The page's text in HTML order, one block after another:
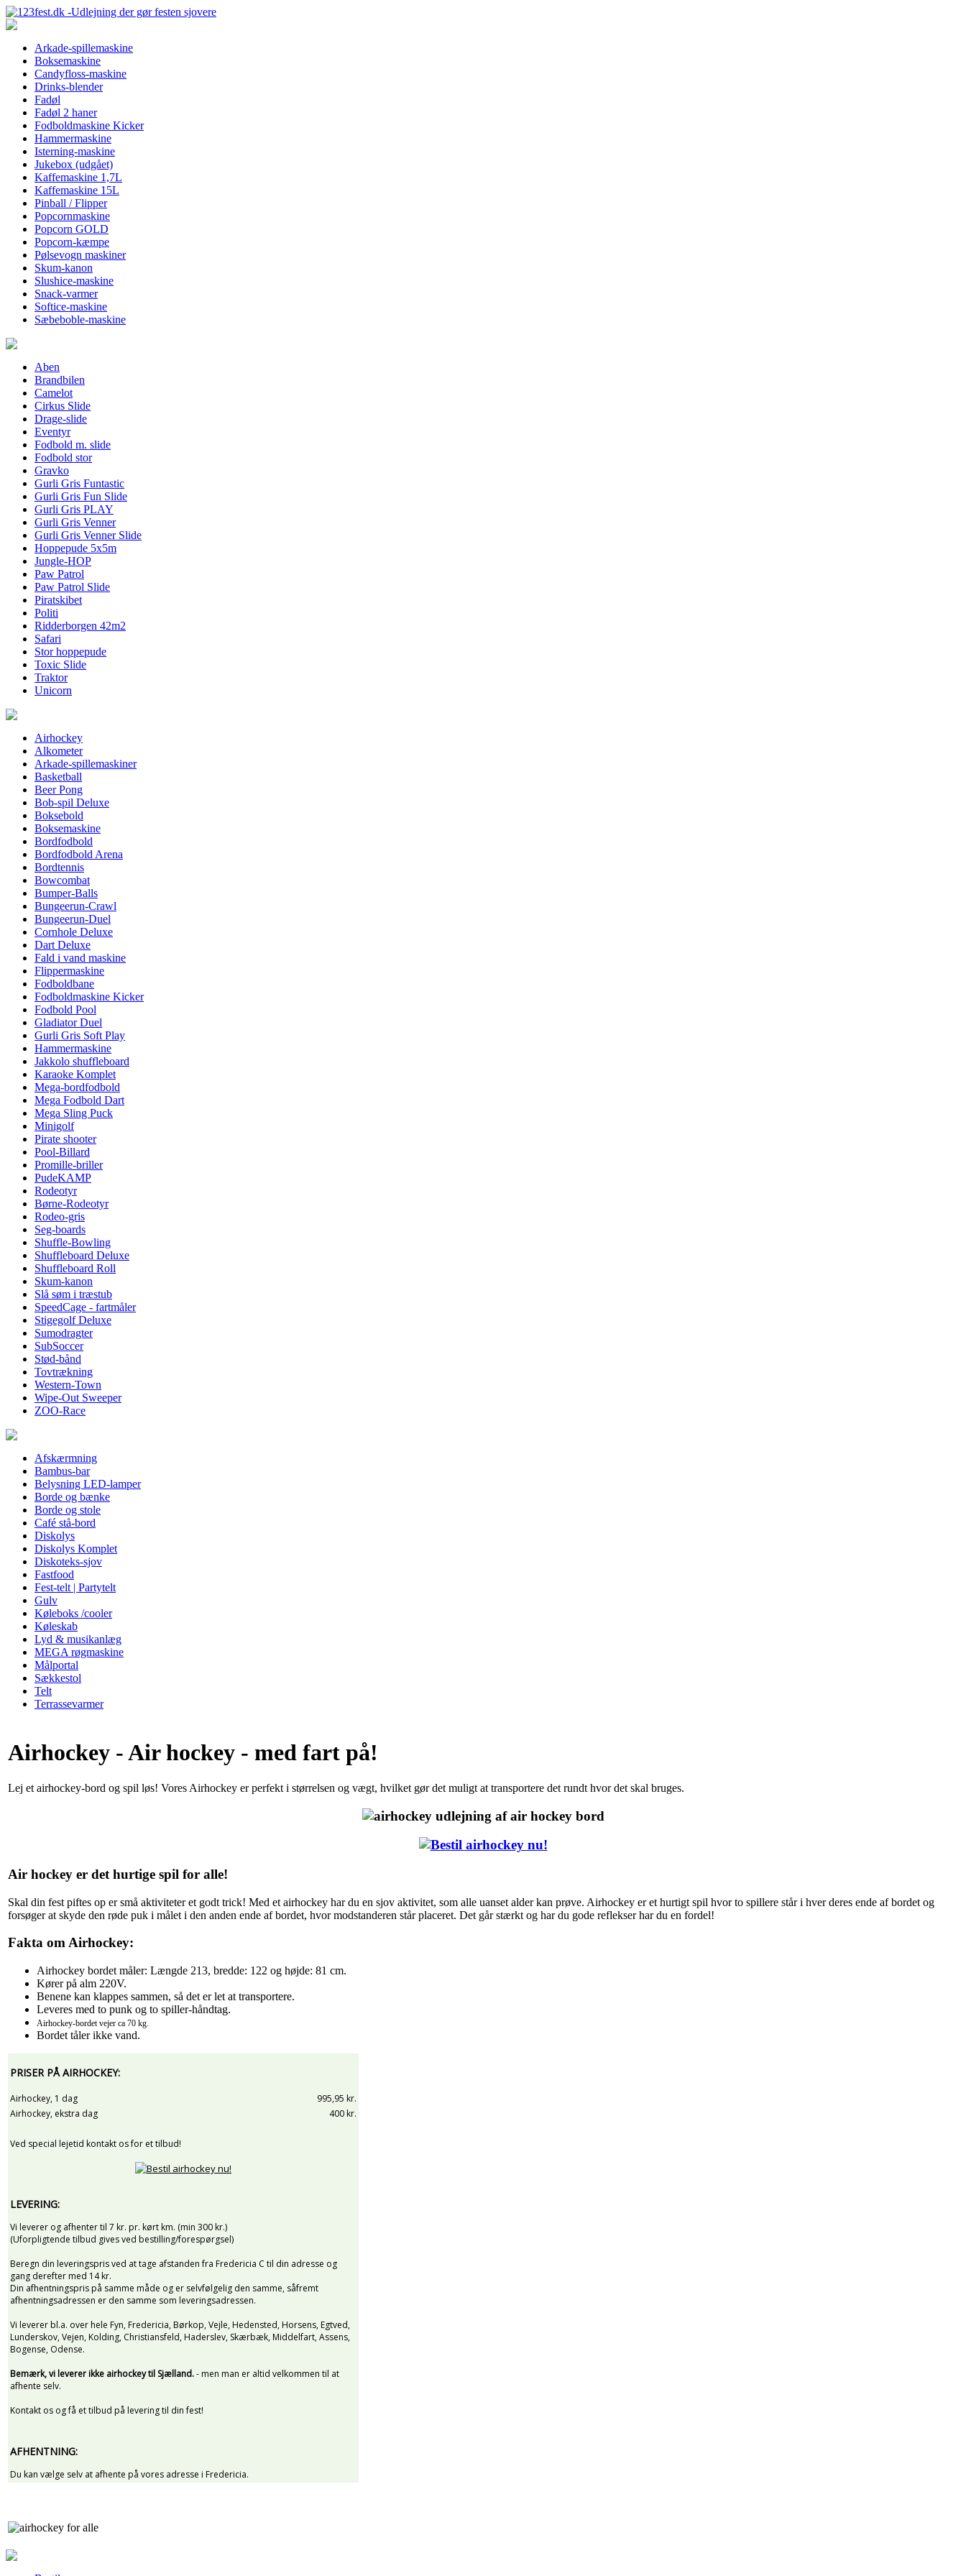
Arkade-spillemaskine
Boksemaskine
Candyfloss-maskine
Drinks-blender
Fadøl
Fadøl 2 haner
Fodboldmaskine Kicker
Hammermaskine
Isterning-maskine
Jukebox (udgået)
Kaffemaskine 1,7L
Kaffemaskine 15L
Pinball / Flipper
Popcornmaskine
Popcorn GOLD
Popcorn-kæmpe
Pølsevogn maskiner
Skum-kanon
Slushice-maskine
Snack-varmer
Softice-maskine
Sæbeboble-maskine
Aben
Brandbilen
Camelot
Cirkus Slide
Drage-slide
Eventyr
Fodbold m. slide
Fodbold stor
Gravko
Gurli Gris Funtastic
Gurli Gris Fun Slide
Gurli Gris PLAY
Gurli Gris Venner
Gurli Gris Venner Slide
Hoppepude 5x5m
Jungle-HOP
Paw Patrol
Paw Patrol Slide
Piratskibet
Politi
Ridderborgen 42m2
Safari
Stor hoppepude
Toxic Slide
Traktor
Unicorn
Airhockey
Alkometer
Arkade-spillemaskiner
Basketball
Beer Pong
Bob-spil Deluxe
Boksebold
Boksemaskine
Bordfodbold
Bordfodbold Arena
Bordtennis
Bowcombat
Bumper-Balls
Bungeerun-Crawl
Bungeerun-Duel
Cornhole Deluxe
Dart Deluxe
Fald i vand maskine
Flippermaskine
Fodboldbane
Fodboldmaskine Kicker
Fodbold Pool
Gladiator Duel
Gurli Gris Soft Play
Hammermaskine
Jakkolo shuffleboard
Karaoke Komplet
Mega-bordfodbold
Mega Fodbold Dart
Mega Sling Puck
Minigolf
Pirate shooter
Pool-Billard
Promille-briller
PudeKAMP
Rodeotyr
Børne-Rodeotyr
Rodeo-gris
Seg-boards
Shuffle-Bowling
Shuffleboard Deluxe
Shuffleboard Roll
Skum-kanon
Slå søm i træstub
SpeedCage - fartmåler
Stigegolf Deluxe
Sumodragter
SubSoccer
Stød-bånd
Tovtrækning
Western-Town
Wipe-Out Sweeper
ZOO-Race
Afskærmning
Bambus-bar
Belysning LED-lamper
Borde og bænke
Borde og stole
Café stå-bord
Diskolys
Diskolys Komplet
Diskoteks-sjov
Fastfood
Fest-telt | Partytelt
Gulv
Køleboks /cooler
Køleskab
Lyd & musikanlæg
MEGA røgmaskine
Målportal
Sækkestol
Telt
Terrassevarmer
Airhockey - Air hockey - med fart på!
Lej et airhockey-bord og spil løs! Vores Airhockey er perfekt i størrelsen og vægt, hvilket gør det muligt at transportere det rundt hvor det skal bruges.
Air hockey er det hurtige spil for alle!
Skal din fest piftes op er små aktiviteter et godt trick! Med et airhockey har du en sjov aktivitet, som alle uanset alder kan prøve. Airhockey er et hurtigt spil hvor to spillere står i hver deres ende af bordet og
forsøger at skyde den røde puk i målet i den anden ende af bordet, hvor modstanderen står placeret. Det går stærkt og har du gode reflekser har du en fordel!
Fakta om Airhockey:
Airhockey bordet måler: Længde 213, bredde: 122 og højde: 81 cm.
Kører på alm 220V.
Benene kan klappes sammen, så det er let at transportere.
Leveres med to punk og to spiller-håndtag.
Airhockey-bordet vejer ca 70 kg.
Bordet tåler ikke vand.
PRISER PÅ AIRHOCKEY:
Airhockey, 1 dag
995,95 kr.
Airhockey, ekstra dag
400 kr.
Ved special lejetid kontakt os for et tilbud!
LEVERING:
Vi leverer og afhenter til 7 kr. pr. kørt km. (min 300 kr.)
(Uforpligtende tilbud gives ved bestilling/forespørgsel)
Beregn din leveringspris ved at tage afstanden fra Fredericia C til din adresse og
gang derefter med 14 kr.
Din afhentningspris på samme måde og er selvfølgelig den samme, såfremt
afhentningsadressen er den samme som leveringsadressen.
Vi leverer bl.a. over hele Fyn, Fredericia, Børkop, Vejle, Hedensted, Horsens, Egtved,
Lunderskov, Vejen, Kolding, Christiansfeld, Haderslev, Skærbæk, Middelfart, Assens,
Bogense, Odense.
Bemærk, vi leverer ikke airhockey til Sjælland.- men man er altid velkommen til at
afhente selv.
Kontakt os og få et tilbud på levering til din fest!
AFHENTNING:
Du kan vælge selv at afhente på vores adresse i Fredericia.